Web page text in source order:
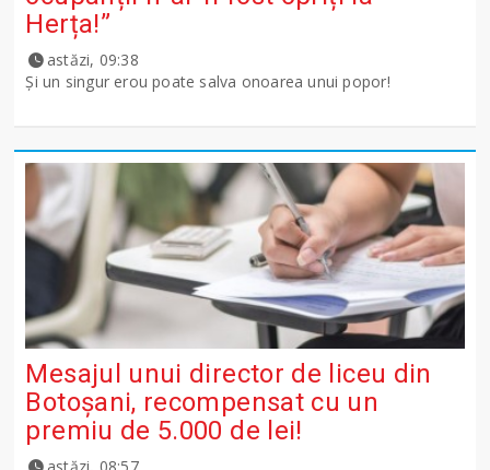
Herța!”
astăzi, 09:38
Și un singur erou poate salva onoarea unui popor!
Mesajul unui director de liceu din
Botoșani, recompensat cu un
premiu de 5.000 de lei!
astăzi, 08:57